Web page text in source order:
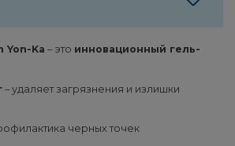
Yon-Ka – это инновационный гель-
– удаляет загрязнения и излишки
черных точек